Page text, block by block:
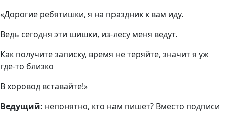
«Дорогие ребятишки, я на праздник к вам иду.
Ведь сегодня эти шишки, из-лесу меня ведут.
Как получите записку, время не теряйте, значит я уж
где-то близко
В хоровод вставайте!»
Ведущий: непонятно, кто нам пишет? Вместо подписи